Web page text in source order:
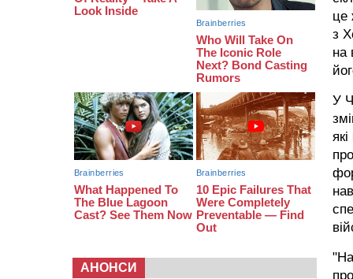
це
з
на
У
тис грн штрафу за незаконні зміни
Обрано претендента на посаду
директора Мокрокалигірського
психоневрологічного інтернату
07:23 Уманські міграційники видворили з
країни грузина, який відсидів
термін у колонії
АНОНСИ